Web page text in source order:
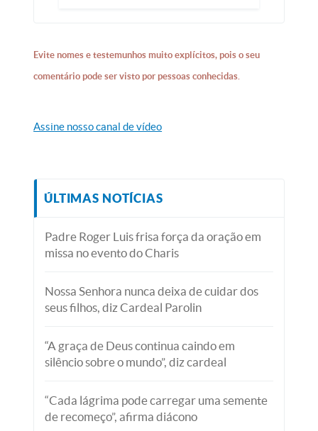
Evite nomes e testemunhos muito explícitos, pois o seu
comentário pode ser visto por pessoas conhecidas.
Assine nosso canal de vídeo
ÚLTIMAS NOTÍCIAS
Padre Roger Luis frisa força da oração em
missa no evento do Charis
Nossa Senhora nunca deixa de cuidar dos
seus filhos, diz Cardeal Parolin
“A graça de Deus continua caindo em
silêncio sobre o mundo”, diz cardeal
“Cada lágrima pode carregar uma semente
de recomeço”, afirma diácono